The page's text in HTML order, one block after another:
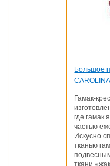
Большое
Гамак-
где гамак
частью
Искусно
тканью
ткани